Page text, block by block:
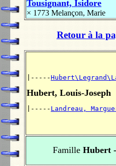
Tousignant, Isidore
× 1773 Melançon, Marie
Retour à la
|-----
Hubert, Louis-Joseph
|----- Landreau,
FamilleHubert